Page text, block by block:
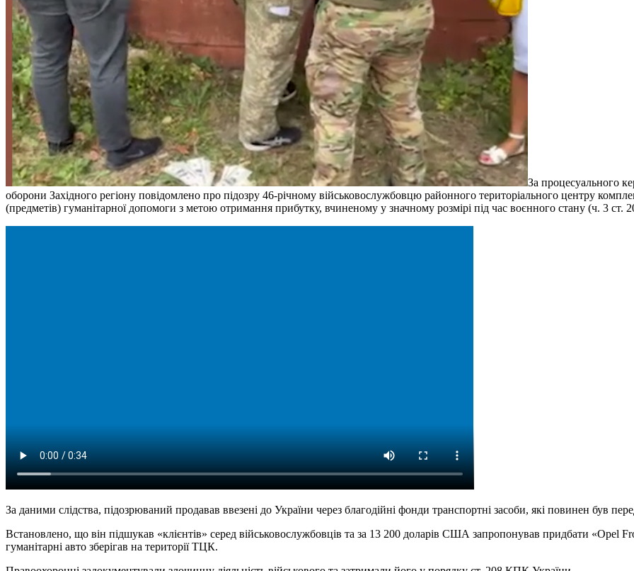
За процесуального
оборони Західного регіону повідомлено про підозру 46-річному військовослужбовцю районного територіального центру
(предметів) гуманітарної допомоги з метою отримання прибутку, вчиненому у значному розмірі під час воєнного стану (ч. 3 ст.
За даними слідства, підозрюваний продавав ввезені до України через благодійні фонди транспортні засоби, які повинен був
Встановлено, що він підшукав «клієнтів» серед військовослужбовців та за 13 200 доларів США запропонував придбати «Opel
гуманітарні авто зберігав на території ТЦК.